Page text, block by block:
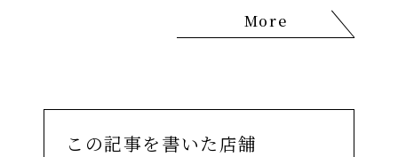
が明かす恋愛の裏側と注意点を
徹底解説！本物の恋愛感情を育
むためのアドバイスも。成功す
More
この記事を書いた店舗